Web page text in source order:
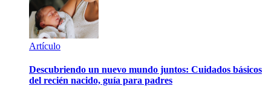
Artículo
Descubriendo un nuevo mundo juntos: Cuidados básicos
del recién nacido, guía para padres